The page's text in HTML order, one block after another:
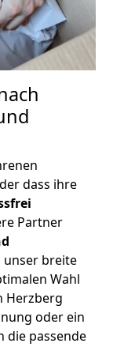
dass ihre
Partner
unser breite
Wahl
Herzberg
oder ein
die passende